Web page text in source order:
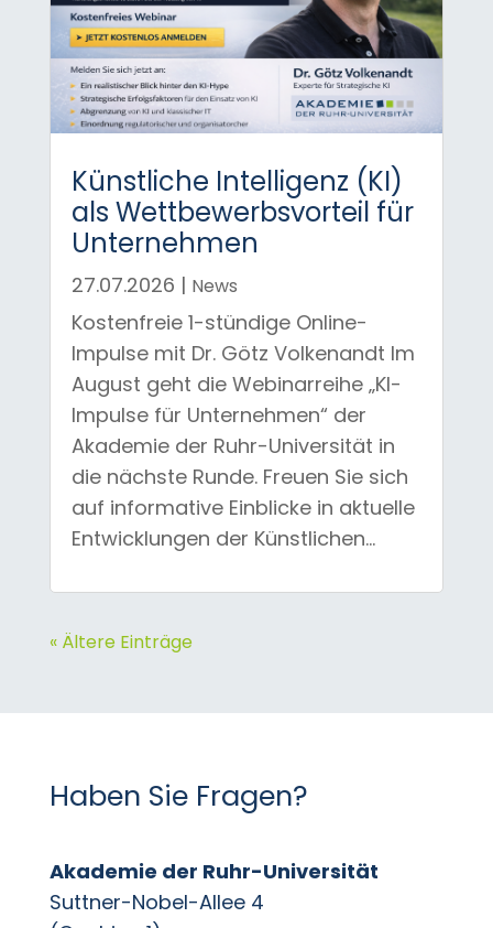
Künstliche Intelligenz (KI)
als Wettbewerbsvorteil für
Unternehmen
27.07.2026 | News
Kostenfreie 1-stündige Online-
Impulse mit Dr. Götz Volkenandt Im
August geht die Webinarreihe „KI-
Impulse für Unternehmen“ der
Akademie der Ruhr-Universität in
die nächste Runde. Freuen Sie sich
auf informative Einblicke in aktuelle
Entwicklungen der Künstlichen...
« Ältere Einträge
Haben Sie Fragen?
Akademie der Ruhr-Universität
Suttner-Nobel-Allee 4